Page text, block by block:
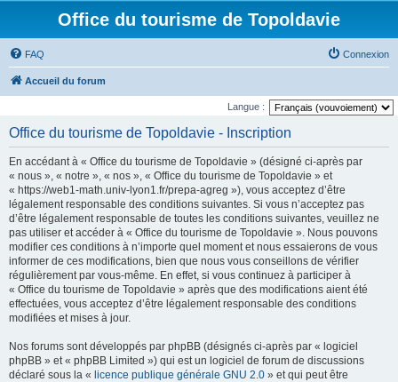
Office du tourisme de Topoldavie
FAQ Connexion
Accueil du forum
Langue :
Office du tourisme de Topoldavie - Inscription
En accédant à « Office du tourisme de Topoldavie » (désigné ci-après par
« nous », « notre », « nos », « Office du tourisme de Topoldavie » et
« https://web1-math.univ-lyon1.fr/prepa-agreg »), vous acceptez d’être
légalement responsable des conditions suivantes. Si vous n’acceptez pas
d’être légalement responsable de toutes les conditions suivantes, veuillez ne
pas utiliser et accéder à « Office du tourisme de Topoldavie ». Nous pouvons
modifier ces conditions à n’importe quel moment et nous essaierons de vous
informer de ces modifications, bien que nous vous conseillons de vérifier
régulièrement par vous-même. En effet, si vous continuez à participer à
« Office du tourisme de Topoldavie » après que des modifications aient été
effectuées, vous acceptez d’être légalement responsable des conditions
modifiées et mises à jour.
Nos forums sont développés par phpBB (désignés ci-après par « logiciel
phpBB » et « phpBB Limited ») qui est un logiciel de forum de discussions
déclaré sous la « licence publique générale GNU 2.0 » et qui peut être